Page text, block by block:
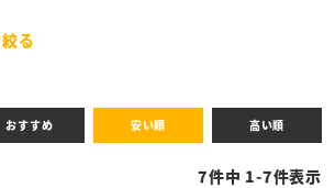
る
おすすめ 安い順 高い順
7件中 1-7件表示